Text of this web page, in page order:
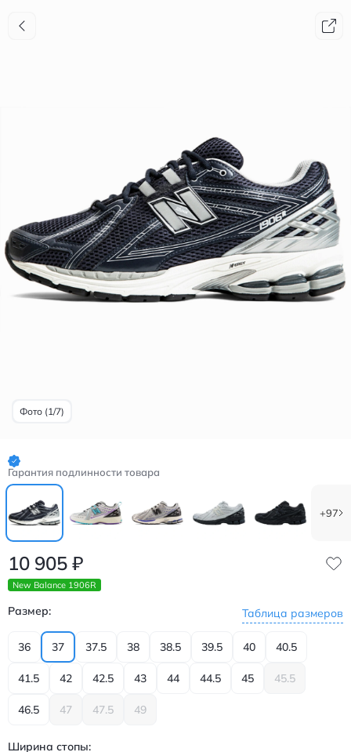
Фото (1/7)
Гарантия подлинности товара
+97
10 905 ₽
New Balance 1906R
Размер: Таблица размеров
36 37 37.5 38 38.5 39.5 40 40.5
41.5 42 42.5 43 44 44.5 45 45.5
46.5 47 47.5 49
Ширина стопы: